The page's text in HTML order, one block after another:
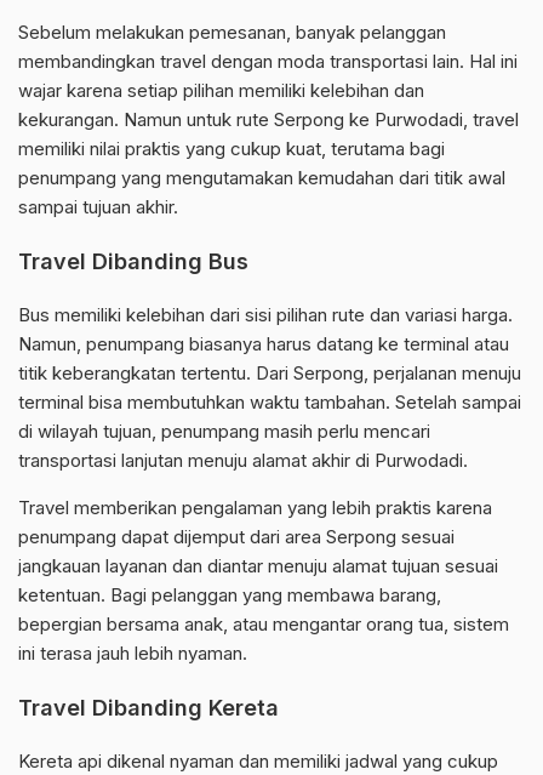
Sebelum melakukan pemesanan, banyak pelanggan
membandingkan travel dengan moda transportasi lain. Hal ini
wajar karena setiap pilihan memiliki kelebihan dan
kekurangan. Namun untuk rute Serpong ke Purwodadi, travel
memiliki nilai praktis yang cukup kuat, terutama bagi
penumpang yang mengutamakan kemudahan dari titik awal
sampai tujuan akhir.
Travel Dibanding Bus
Bus memiliki kelebihan dari sisi pilihan rute dan variasi harga.
Namun, penumpang biasanya harus datang ke terminal atau
titik keberangkatan tertentu. Dari Serpong, perjalanan menuju
terminal bisa membutuhkan waktu tambahan. Setelah sampai
di wilayah tujuan, penumpang masih perlu mencari
transportasi lanjutan menuju alamat akhir di Purwodadi.
Travel memberikan pengalaman yang lebih praktis karena
penumpang dapat dijemput dari area Serpong sesuai
jangkauan layanan dan diantar menuju alamat tujuan sesuai
ketentuan. Bagi pelanggan yang membawa barang,
bepergian bersama anak, atau mengantar orang tua, sistem
ini terasa jauh lebih nyaman.
Travel Dibanding Kereta
Kereta api dikenal nyaman dan memiliki jadwal yang cukup